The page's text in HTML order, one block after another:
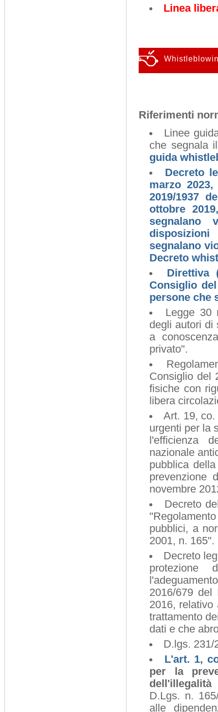
Linea
Riferimenti
Linee
che segnala
guida
Decreto
marzo
2019/1937
ottobre
segnalano
segnalano
Decreto
Direttiva
Consiglio
persone che
Legge 30
degli autori di
a
privato".
Consiglio del
fisiche con
libera
Art. 19,
urgenti per la
l'efficienza
nazionale
pubblica
prevenzione
novembre
Decreto
pubblici, a
2001, n. 165".
Decreto
protezione
2016/679 del
2016, relativo
trattamento
dati e che
D.lgs. 231/
L'art. 1,
per la
D.Lgs. n.
alle